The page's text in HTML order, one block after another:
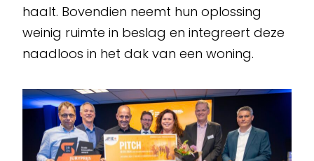
haalt. Bovendien neemt hun oplossing
weinig ruimte in beslag en integreert deze
naadloos in het dak van een woning.